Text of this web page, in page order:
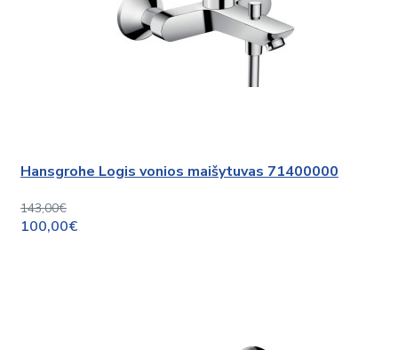
Hansgrohe Logis vonios maišytuvas 71400000
143,00€
100,00€